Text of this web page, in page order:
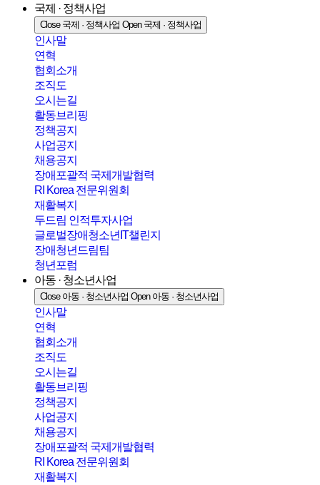
국제 · 정책사업
Close 국제 · 정책사업 Open 국제 · 정책사업
인사말
연혁
협회소개
조직도
오시는길
활동브리핑
정책공지
사업공지
채용공지
장애포괄적 국제개발협력
RI Korea 전문위원회
재활복지
두드림 인적투자사업
글로벌장애청소년IT챌린지
장애청년드림팀
청년포럼
아동 · 청소년사업
Close 아동 · 청소년사업 Open 아동 · 청소년사업
인사말
연혁
협회소개
조직도
오시는길
활동브리핑
정책공지
사업공지
채용공지
장애포괄적 국제개발협력
RI Korea 전문위원회
재활복지